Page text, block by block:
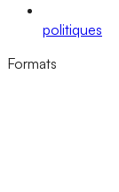
politiques
Formats